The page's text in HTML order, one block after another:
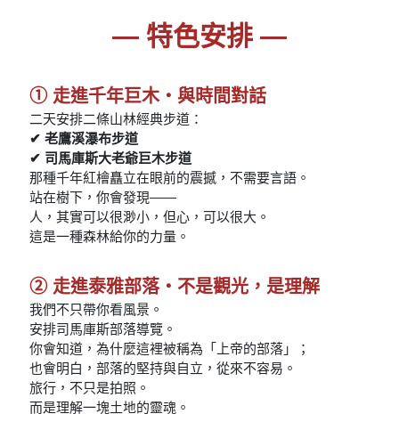
— 特色安排 —
① 走進千年巨木・與時間對話
二天安排二條山林經典步道：
✔ 老鷹溪瀑布步道
✔ 司馬庫斯大老爺巨木步道
那種千年紅檜矗立在眼前的震撼，不需要言語。
站在樹下，你會發現——
人，其實可以很渺小，但心，可以很大。
這是一種森林給你的力量。
② 走進泰雅部落・不是觀光，是理解
我們不只帶你看風景。
安排司馬庫斯部落導覽。
你會知道，為什麼這裡被稱為「上帝的部落」；
也會明白，部落的堅持與自立，從來不容易。
旅行，不只是拍照。
而是理解一塊土地的靈魂。